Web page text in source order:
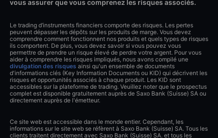
vous assurer que vous comprenez les risques associés.
Le trading d’instruments financiers comporte des risques. Les pertes
peuvent dépasser les dépôts sur les produits de marge. Vous devez
comprendre comment fonctionnent nos produits et quels types de risques
ils comportent. De plus, vous devez savoir si vous pouvez vous
permettre de prendre un risque élevé de perdre votre argent. Pour vous
aider à comprendre les risques impliqués, nous avons compilé une
divulgation des risques ainsi qu'un ensemble de documents
d'informations clés (Key Information Documents ou KID) qui décrivent les
risques et opportunités associés à chaque produit. Les KID sont
accessibles sur la plateforme de trading. Veuillez noter que le prospectus
complet est disponible gratuitement auprès de Saxo Bank (Suisse) SA ou
directement auprès de l'émetteur.
Ce site web est accessible dans le monde entier. Cependant, les
informations sur le site web se réfèrent à Saxo Bank (Suisse) SA. Tous les
clients traitent directement avec Saxo Bank (Suisse) SA. et tous les